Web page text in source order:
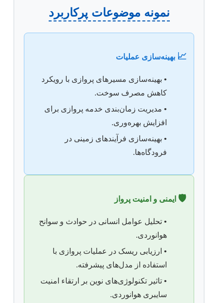
نمونه موضوعات پرکاربرد
📈 بهینه‌سازی عملیات
• بهینه‌سازی مسیرهای پروازی با رویکرد
کاهش مصرف سوخت.
• مدیریت زمان‌بندی خدمه پروازی برای
افزایش بهره‌وری.
• بهینه‌سازی فرآیندهای زمینی در
فرودگاه‌ها.
🛡️ ایمنی و امنیت پرواز
• تحلیل عوامل انسانی در حوادث و سوانح
هوانوردی.
• ارزیابی ریسک در عملیات پروازی با
استفاده از مدل‌های پیشرفته.
• تاثیر تکنولوژی‌های نوین بر ارتقاء امنیت
سایبری هوانوردی.